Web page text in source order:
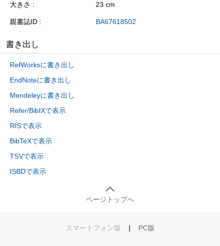
大きさ
23 cm
親書誌ID BA67618502
書き出し
RefWorksに書き出し
EndNoteに書き出し
Mendeleyに書き出し
Refer/BibIXで表示
RISで表示
BibTeXで表示
TSVで表示
ISBDで表示
ページトップへ
スマートフォン版 | PC版